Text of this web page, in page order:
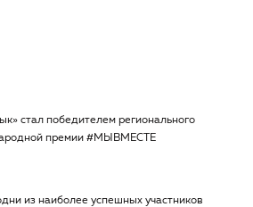
стал победителем регионального
премии #МЫВМЕСТЕ
из наиболее успешных участников